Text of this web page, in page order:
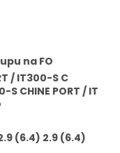
na FO
/ IT300-S C
S CHINE PORT / IT
(6.4) 2.9 (6.4)